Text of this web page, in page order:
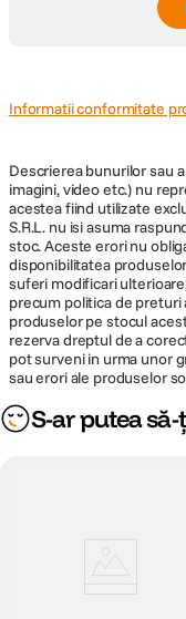
Informatii conformitate
Descrierea bunurilor sau
imagini, video etc.) nu
acestea fiind utilizate
S.R.L. nu isi asuma
stoc. Aceste erori nu
disponibilitatea
suferi modificari
precum politica de
produselor pe stocul
rezerva dreptul de a
pot surveni in urma unor
sau erori ale produselor
S-ar putea să-